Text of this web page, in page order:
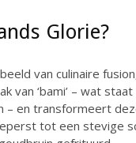
Glorie?
van culinaire
van ‘bami’ – wat staat
– en transformeert
tot een stevige